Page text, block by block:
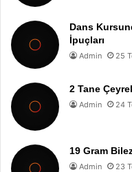
Dans
İpuçları
Admin 25
2 Tane
Admin 24
19 Gram
Admin 23